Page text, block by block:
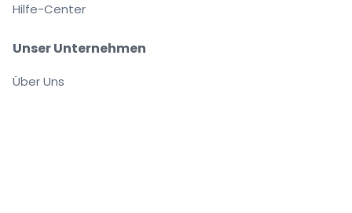
Unser Unternehmen
Über Uns
Hilfe-Center